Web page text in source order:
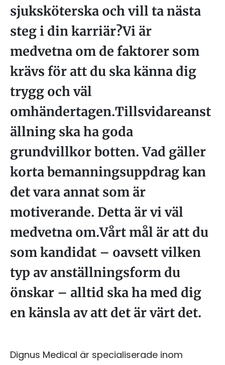
sjuksköterska och vill ta nästa
steg i din karriär?Vi är
medvetna om de faktorer som
krävs för att du ska känna dig
trygg och väl
omhändertagen.Tillsvidareanst
ällning ska ha goda
grundvillkor botten. Vad gäller
korta bemanningsuppdrag kan
det vara annat som är
motiverande. Detta är vi väl
medvetna om.Vårt mål är att du
som kandidat – oavsett vilken
typ av anställningsform du
önskar – alltid ska ha med dig
en känsla av att det är värt det.
Dignus Medical är specialiserade inom